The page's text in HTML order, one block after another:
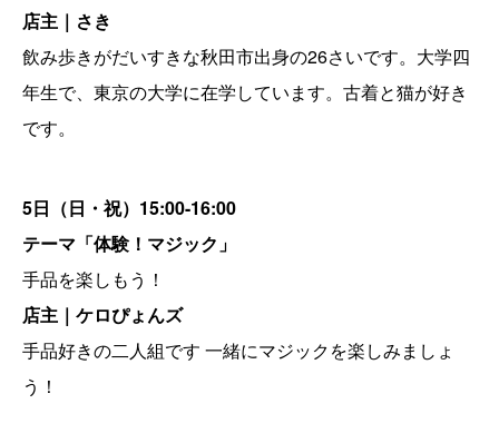
店主 ｜さき
飲み歩きがだいすきな秋田市出身の26さいです。大学四
年生で、東京の大学に在学しています。古着と猫が好き
です。
5日 （日・祝） 15:00-16:00
テーマ「体験！マジック」
手品を楽しもう！
店主｜ケロぴょんズ
手品好きの二人組です 一緒にマジックを楽しみましょ
う！